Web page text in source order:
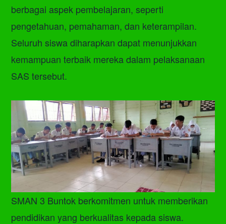
berbagai aspek pembelajaran, seperti
pengetahuan, pemahaman, dan keterampilan.
Seluruh siswa diharapkan dapat menunjukkan
kemampuan terbaik mereka dalam pelaksanaan
SAS tersebut.
SMAN 3 Buntok berkomitmen untuk memberikan
pendidikan yang berkualitas kepada siswa.